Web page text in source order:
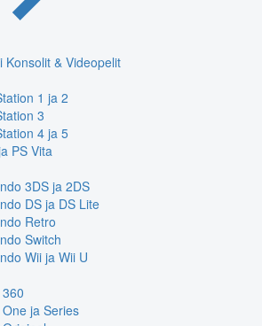
Konsolit & Videopelit
1 ja 2
3
4 ja 5
PS Vita
3DS ja 2DS
DS ja DS Lite
Retro
Switch
Wii ja Wii U
ja Series